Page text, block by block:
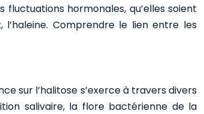
hormonales, qu’elles soient
Comprendre le lien entre les
sur l’halitose s’exerce à travers divers
salivaire, la flore bactérienne de la